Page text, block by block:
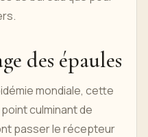
des épaules
mondiale, cette
culminant de
passer le récepteur